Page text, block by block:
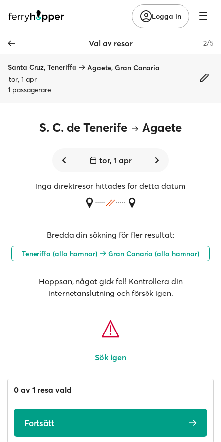
Logga in
Val av resor 2/5
Santa Cruz, Teneriffa
Agaete, Gran Canaria
tor, 1 apr
1 passagerare
S. C. de Tenerife Agaete
tor, 1 apr
Inga direktresor hittades för detta datum
Bredda din sökning för fler resultat:
Teneriffa (alla hamnar) Gran Canaria (alla hamnar)
Hoppsan, något gick fel! Kontrollera din
internetanslutning och försök igen.
Sök igen
0 av 1 resa vald
Fortsätt